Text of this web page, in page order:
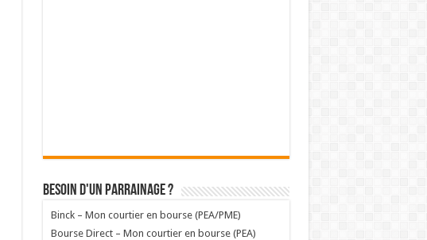
Besoin d'un parrainage ?
Binck – Mon courtier en bourse (PEA/PME)
Bourse Direct – Mon courtier en bourse (PEA)